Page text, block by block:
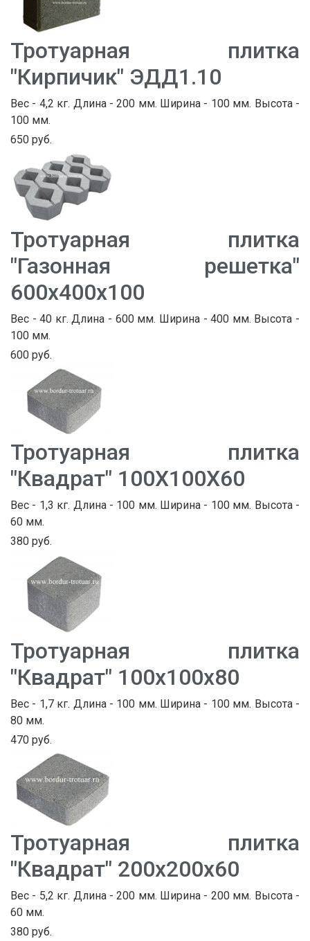
Тротуарная плитка
"Кирпичик" ЭДД1.10
Вес - 4,2 кг. Длина - 200 мм. Ширина - 100 мм. Высота -
100 мм.
650 руб.
Тротуарная плитка
"Газонная решетка"
600х400х100
Вес - 40 кг. Длина - 600 мм. Ширина - 400 мм. Высота -
100 мм.
600 руб.
Тротуарная плитка
"Квадрат" 100Х100Х60
Вес - 1,3 кг. Длина - 100 мм. Ширина - 100 мм. Высота -
60 мм.
380 руб.
Тротуарная плитка
"Квадрат" 100х100х80
Вес - 1,7 кг. Длина - 100 мм. Ширина - 100 мм. Высота -
80 мм.
470 руб.
Тротуарная плитка
"Квадрат" 200х200х60
Вес - 5,2 кг. Длина - 200 мм. Ширина - 200 мм. Высота -
60 мм.
380 руб.